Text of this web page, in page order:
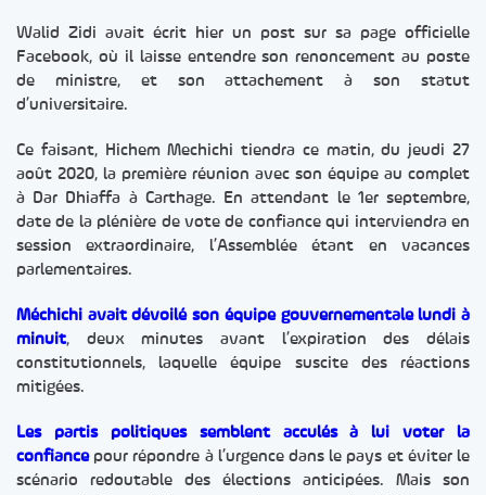
Walid Zidi avait écrit hier un post sur sa page officielle
Facebook, où il laisse entendre son renoncement au poste
de ministre, et son attachement à son statut
d’universitaire.
Ce faisant, Hichem Mechichi tiendra ce matin, du jeudi 27
août 2020, la première réunion avec son équipe au complet
à Dar Dhiaffa à Carthage. En attendant le 1er septembre,
date de la plénière de vote de confiance qui interviendra en
session extraordinaire, l’Assemblée étant en vacances
parlementaires.
Méchichi avait dévoilé son équipe gouvernementale lundi à
minuit, deux minutes avant l’expiration des délais
constitutionnels, laquelle équipe suscite des réactions
mitigées.
Les partis politiques semblent acculés à lui voter la
confiancepour répondre à l’urgence dans le pays et éviter le
scénario redoutable des élections anticipées. Mais son